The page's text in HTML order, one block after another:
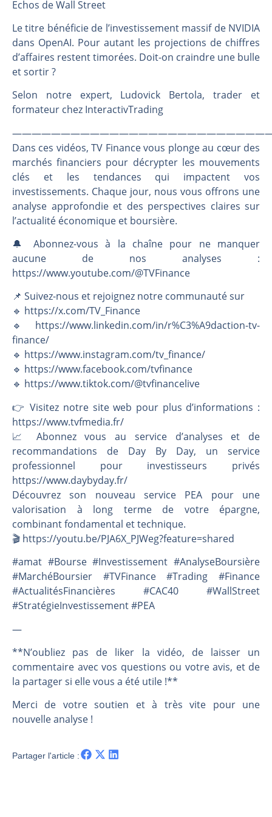
Pourquoi le monde entier vacille en même temps cette semaine ? | par Louis-Antoine Michelet
WTI : Explosion mais réserves au plus bas | Denis Desclos – Market Movers
Echos de Wall Street
Le titre bénéficie de l’investissement massif de NVIDIA
dans OpenAI. Pour autant les projections de chiffres
d’affaires restent timorées. Doit-on craindre une bulle
et sortir ?
Selon notre expert, Ludovick Bertola, trader et
formateur chez InteractivTrading
Dans ces vidéos, TV Finance vous plonge au cœur des
marchés financiers pour décrypter les mouvements
clés et les tendances qui impactent vos
investissements. Chaque jour, nous vous offrons une
analyse approfondie et des perspectives claires sur
l’actualité économique et boursière.
🔔 Abonnez-vous à la chaîne pour ne manquer
aucune de nos analyses :
https://www.youtube.com/@TVFinance
📌 Suivez-nous et rejoignez notre communauté sur
🔹 https://x.com/TV_Finance
🔹 https://www.linkedin.com/in/r%C3%A9daction-tv-
finance/
🔹 https://www.instagram.com/tv_finance/
🔹 https://www.facebook.com/tvfinance
🔹 https://www.tiktok.com/@tvfinancelive
👉️ Visitez notre site web pour plus d’informations :
https://www.tvfmedia.fr/
📈 Abonnez vous au service d’analyses et de
recommandations de Day By Day, un service
professionnel pour investisseurs privés
https://www.daybyday.fr/
Découvrez son nouveau service PEA pour une
valorisation à long terme de votre épargne,
combinant fondamental et technique.
🎬️ https://youtu.be/PJA6X_PJWeg?feature=shared
#amat #Bourse #Investissement #AnalyseBoursière
#MarchéBoursier #TVFinance #Trading #Finance
#ActualitésFinancières #CAC40 #WallStreet
#StratégieInvestissement #PEA
—
**N’oubliez pas de liker la vidéo, de laisser un
commentaire avec vos questions ou votre avis, et de
la partager si elle vous a été utile !**
Merci de votre soutien et à très vite pour une
nouvelle analyse !
Partager l'article :